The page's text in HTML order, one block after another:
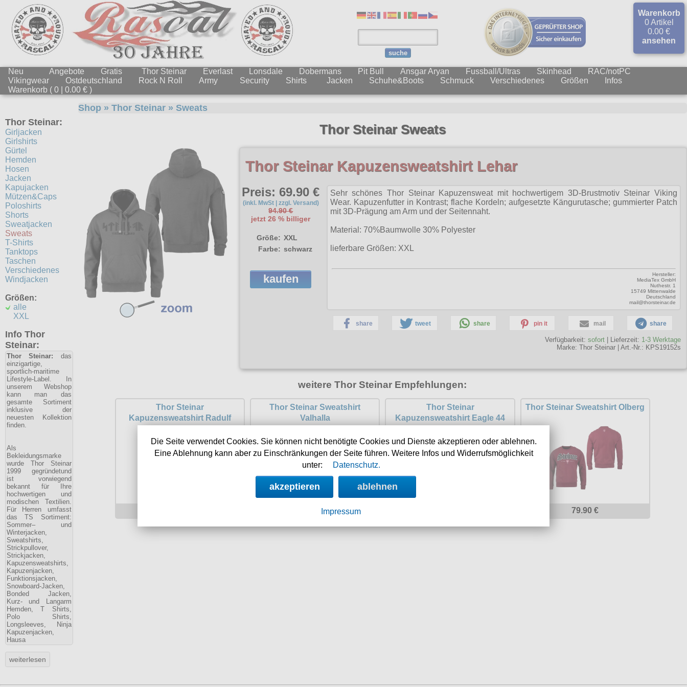
suche
Warenkorb
0 Artikel
0.00 €
ansehen
Neu Angebote Gratis Thor Steinar Everlast Lonsdale Dobermans Pit Bull Ansgar Aryan Fussball/Ultras Skinhead
RAC/notPC
Vikingwear
Ostdeutschland Rock N Roll Army Security Shirts Jacken Schuhe&Boots Schmuck Verschiedenes Größen
Infos
Warenkorb ( 0 | 0.00 € )
Thor Steinar:
Girljacken
Girlshirts
Gürtel
Hemden
Hosen
Jacken
Kapujacken
Mützen&Caps
Poloshirts
Shorts
Sweatjacken
Sweats
T-Shirts
Tanktops
Taschen
Verschiedenes
Windjacken
Größen:
alle
XXL
Info Thor
Steinar:
Thor Steinar: das
einzigartige,
sportlich-maritime
Lifestyle-Label. In
unserem Webshop
kann man das
gesamte Sortiment
inklusive der
neuesten Kollektion
finden.
Als
Bekleidungsmarke
wurde Thor Steinar
1999 gegründetund
ist vorwiegend
bekannt für Ihre
hochwertigen und
modischen Textilien.
Für Herren umfasst
das TS Sortiment:
Sommer– und
Winterjacken,
Sweatshirts,
Strickpullover,
Strickjacken,
Kapuzensweatshirts,
Kapuzenjacken,
Funktionsjacken,
Snowboard-Jacken,
Bonded Jacken,
Kurz- und Langarm
Hemden, T Shirts,
Polo Shirts,
Longsleeves, Ninja
Kapuzenjacken,
Hausa
Shop » Thor Steinar» Sweats
Thor Steinar Sweats
Thor Steinar Kapuzensweatshirt Lehar
Preis: 69.90 €
(inkl. MwSt | zzgl. Versand)
94.90 €
jetzt 26 % billiger
Größe: XXL
Farbe: schwarz
kaufen
Sehr schönes Thor Steinar Kapuzensweat mit hochwertigem 3D-Brustmotiv Steinar Viking
Wear. Kapuzenfutter in Kontrast; flache Kordeln; aufgesetzte Kängurutasche; gummierter Patch
mit 3D-Prägung am Arm und der Seitennaht.
Material: 70%Baumwolle 30% Polyester
lieferbare Größen: XXL
Hersteller:
MediaTex GmbH
Nuthestr. 1
15749 Mittenwalde
Deutschland
mail@thorsteinar.de
share tweet share pin it mail share
Verfügbarkeit: sofort | Lieferzeit: 1-3 Werktage
Marke: Thor Steinar Art.-Nr.: KPS19152s
weitere Thor Steinar Empfehlungen:
Thor Steinar
Kapuzensweatshirt Radulf
Thor Steinar Sweatshirt
Valhalla
79.90 €
Thor Steinar
Kapuzensweatshirt Eagle 44
Thor Steinar Sweatshirt Olberg
79.90 €
Die Seite verwendet Cookies. Sie können nicht benötigte Cookies und Dienste akzeptieren oder ablehnen.
Eine Ablehnung kann aber zu Einschränkungen der Seite führen. Weitere Infos und Widerrufsmöglichkeit
unter:
Datenschutz.
akzeptieren ablehnen
Impressum